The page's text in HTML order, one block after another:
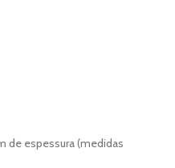
de espessura (medidas